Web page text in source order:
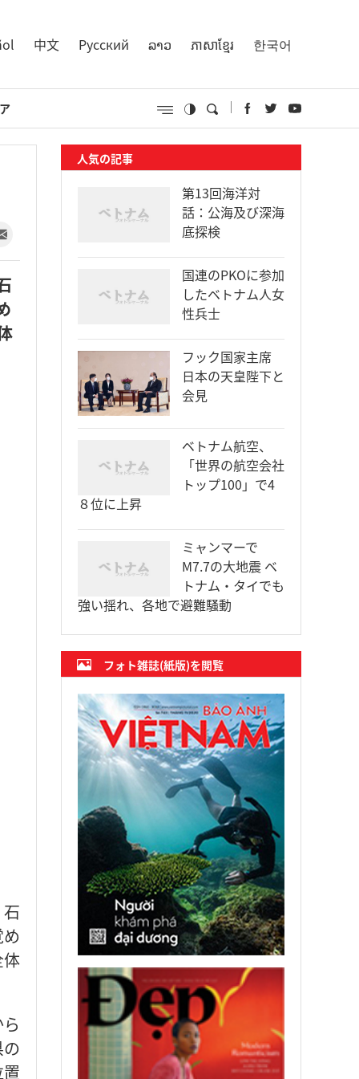
中文 Русский ລາວ ភាសាខ្មែរ 한국어
人気の記事
第13回海洋対
話：公海及び深海
底探検
国連のPKOに参加
したベトナム人女
性兵士
フック国家主席
日本の天皇陛下と
会見
ベトナム航空、
「世界の航空会社
トップ100」で4
８位に上昇
ミャンマーで
M7.7の大地震 ベ
トナム・タイでも
強い揺れ、各地で避難騒動
フォト雑誌(紙版)を閲覧